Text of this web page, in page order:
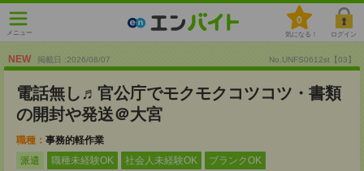
メニュー
0
気になる！ ログイン
NEW 掲載日 :2026/08/07 No.UNFS0612st【03】
電話無し♬官公庁でモクモクコツコツ・書類
の開封や発送＠大宮
職種： 事務的軽作業
派遣
職種未経験OK 社会人未経験OK ブランクOK